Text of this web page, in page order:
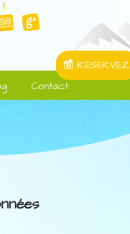
!
RÉSERVEZ
Contact